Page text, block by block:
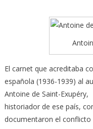
El carnet que acreditaba
española (1936-1939) al
Antoine de Saint-
historiador de ese país,
documentaron el conflicto